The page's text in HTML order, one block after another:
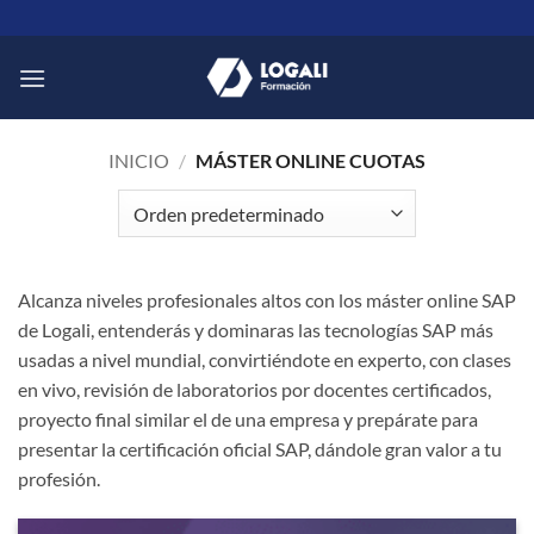
al
contenido
INICIO / MÁSTER ONLINE CUOTAS
Alcanza niveles profesionales altos con los máster online SAP
de Logali, entenderás y dominaras las tecnologías SAP más
usadas a nivel mundial, convirtiéndote en experto, con clases
en vivo, revisión de laboratorios por docentes certificados,
proyecto final similar el de una empresa y prepárate para
presentar la certificación oficial SAP, dándole gran valor a tu
profesión.